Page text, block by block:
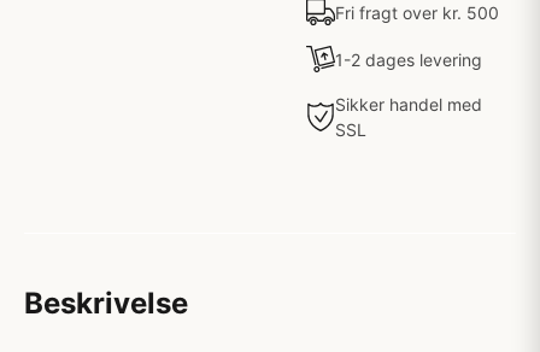
Fri fragt over kr. 500
1-2 dages levering
Sikker handel med
SSL
Beskrivelse